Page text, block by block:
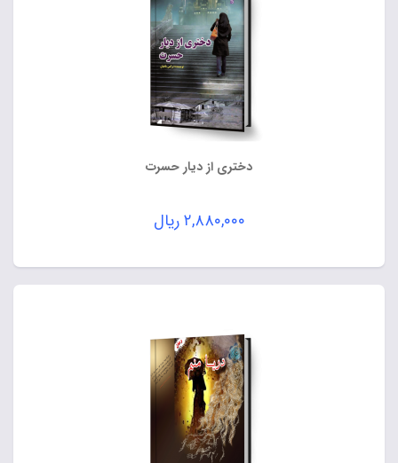
دختری از دیار حسرت
۲,۸۸۰,۰۰۰ریال